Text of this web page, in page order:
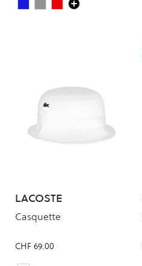
Colour
Dark Navy
GreyMaroon
LACOSTE
Casquette
CHF 69.00